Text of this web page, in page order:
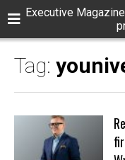
Executive
Tag: